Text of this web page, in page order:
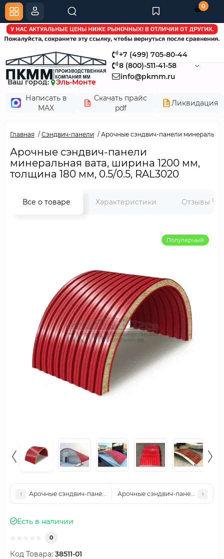
+7 (499) 705-80-44
8 (800)-511-41-58
info@pkmm.ru
Ваш город:
Эль-Монте
Написать в
MAX
Скачать прайс
pdf
Ликвидация
0
Главная Сэндвич-панели Арочные сэндвич-панели
Арочные сэндвич-панели
минеральная вата, ширина 1200 мм,
толщина 180 мм, 0.5/0.5, RAL3020
Все о товаре Характеристики Отзывы 0
Популярный
Арочные сэндвич-панели минеральная вата, ширина 1200 мм,
Арочные сэндвич-панели
Есть в наличии
0
Код Товара: 38511-01